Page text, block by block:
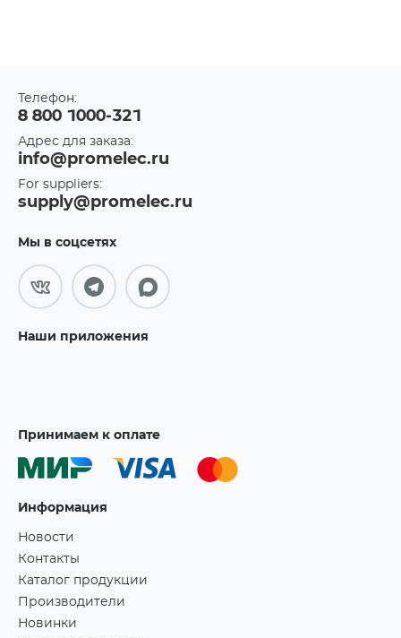
Телефон:
8 800 1000-321
Адрес для заказа:
info@promelec.ru
For suppliers:
supply@promelec.ru
Мы в соцсетях
Наши приложения
Принимаем к оплате
Информация
Новости
Контакты
Каталог продукции
Производители
Новинки